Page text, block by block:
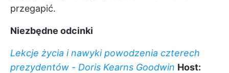
przegapić.
Niezbędne odcinki
Lekcje życia i nawyki powodzenia czterech
prezydentów - Doris Kearns Goodwin Host: